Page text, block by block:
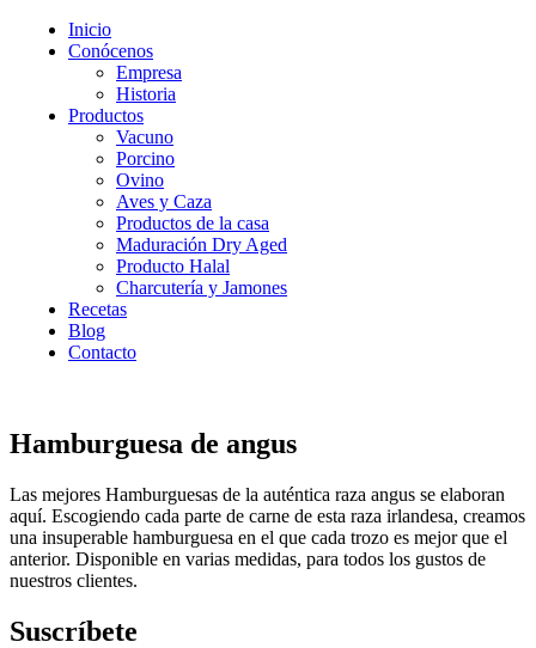
Inicio
Conócenos
Empresa
Historia
Productos
Vacuno
Porcino
Ovino
Aves y Caza
Productos de la casa
Maduración Dry Aged
Producto Halal
Charcutería y Jamones
Recetas
Blog
Contacto
Hamburguesa de angus
Las mejores Hamburguesas de la auténtica raza angus se elaboran
aquí. Escogiendo cada parte de carne de esta raza irlandesa, creamos
una insuperable hamburguesa en el que cada trozo es mejor que el
anterior. Disponible en varias medidas, para todos los gustos de
nuestros clientes.
Suscríbete